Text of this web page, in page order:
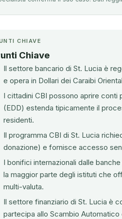
CHIAVE
Chiave
Il settore bancario di St. Lucia è
e opera in Dollari dei Caraibi
I cittadini CBI possono aprire conti
(EDD) estenda tipicamente il
residenti.
Il programma CBI di St. Lucia
donazione) e fornisce accesso
I bonifici internazionali dalle
la maggior parte degli istituti che
multi-valuta.
Il settore finanziario di St. Lucia è
partecipa allo Scambio